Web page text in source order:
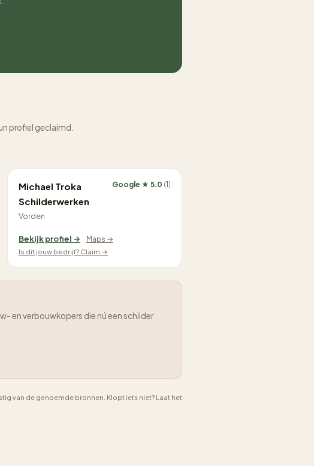
profiel geclaimd.
Michael Troka
Schilderwerken
Vorden
Google ★ 5.0 (1)
Bekijk profiel →
Maps →
Is dit jouw bedrijf? Claim →
en verbouwkopers die nú een schilder
van de genoemde bronnen. Klopt iets niet? Laat het